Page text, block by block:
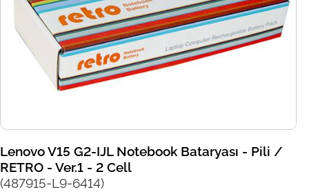
Lenovo V15 G2-IJL Notebook Bataryası - Pili /
RETRO - Ver.1 - 2 Cell
(487915-L9-6414)